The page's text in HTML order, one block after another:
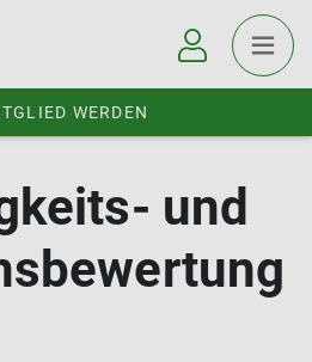
WERDEN
und